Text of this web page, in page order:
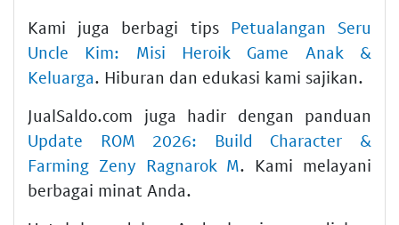
Kami juga berbagi tips Petualangan Seru
Uncle Kim: Misi Heroik Game Anak &
Keluarga. Hiburan dan edukasi kami sajikan.
JualSaldo.com juga hadir dengan panduan
Update ROM 2026: Build Character &
Farming Zeny Ragnarok M. Kami melayani
berbagai minat Anda.